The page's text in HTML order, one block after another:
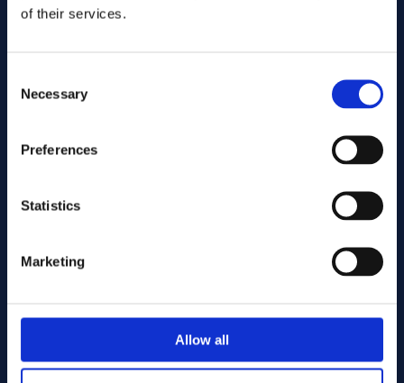
of their services.
Selection
Necessary
Preferences
Statistics
Marketing
Allow all
Associerade produkter